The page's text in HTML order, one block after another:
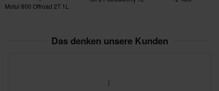
Motul 800 Offroad 2T 1L
Das denken unsere Kunden